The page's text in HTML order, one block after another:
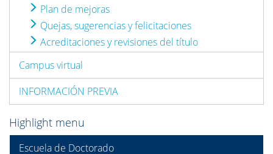
Plan de mejoras
Quejas, sugerencias y felicitaciones
Acreditaciones y revisiones del título
Campus virtual
INFORMACIÓN PREVIA
Highlight menu
Escuela de Doctorado